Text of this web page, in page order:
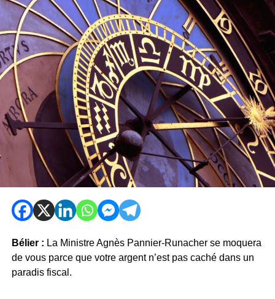
Bélier : La Ministre Agnès Pannier-Runacher se moquera
de vous parce que votre argent n’est pas caché dans un
paradis fiscal.